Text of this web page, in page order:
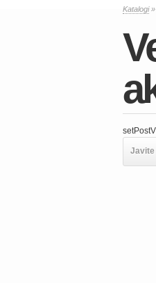
Katalogi»
Javite